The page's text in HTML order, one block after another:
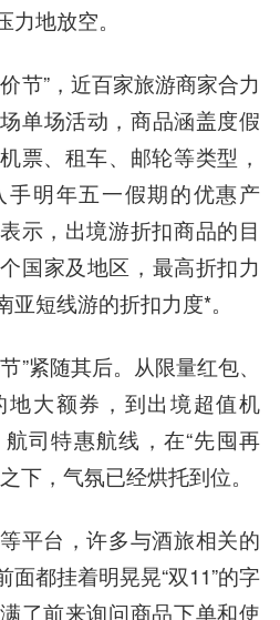
地放空。
节”，近百家旅游商家合力
单场活动，商品涵盖度假
票、租车、邮轮等类型，
手明年五一假期的优惠产
示，出境游折扣商品的目
国家及地区，最高折扣力
短线游的折扣力度*。
”紧随其后。从限量红包、
地大额券，到出境超值机
司特惠航线，在“先囤再
下，气氛已经烘托到位。
平台，许多与酒旅相关的
面都挂着明晃晃“双11”的字
了前来询问商品下单和使